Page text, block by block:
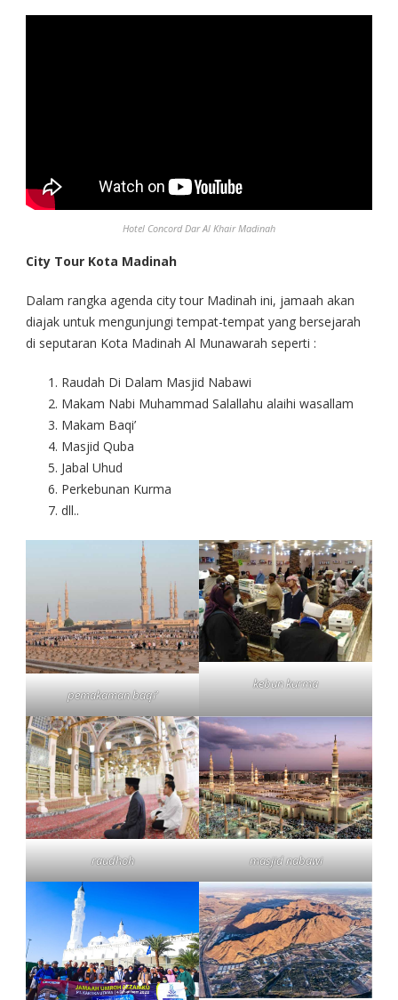
Hotel Concord Dar Al Khair Madinah
City Tour Kota Madinah
Dalam rangka agenda city tour Madinah ini, jamaah akan
diajak untuk mengunjungi tempat-tempat yang bersejarah
di seputaran Kota Madinah Al Munawarah seperti :
Raudah Di Dalam Masjid Nabawi
Makam Nabi Muhammad Salallahu alaihi wasallam
Makam Baqi’
Masjid Quba
Jabal Uhud
Perkebunan Kurma
dll..
pemakaman baqi’
kebun kurma
raudhoh masjid nabawi